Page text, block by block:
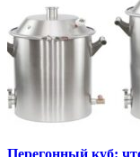
Перегонный куб: